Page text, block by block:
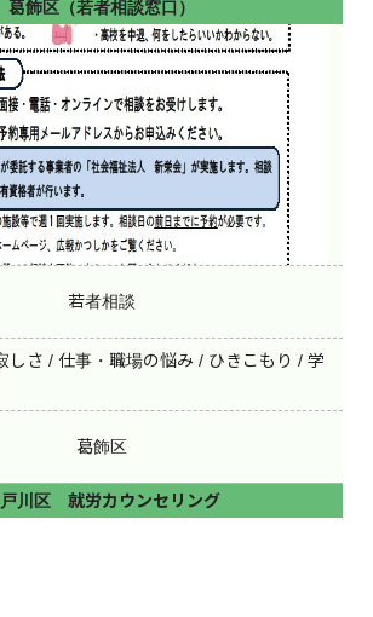
葛飾区（若者相談窓口）
若者相談
しさ / 仕事・職場の悩み / ひきこもり / 学
葛飾区
川区 就労カウンセリング